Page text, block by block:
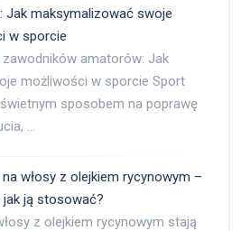
Jak maksymalizować swoje
w sporcie
amatorów: Jak
możliwości w sporcie Sport
sposobem na poprawę
…
włosy z olejkiem rycynowym –
jak ją stosować?
z olejkiem rycynowym stają